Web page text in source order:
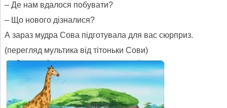
– Де нам вдалося побувати?
– Що нового дізналися?
А зараз мудра Сова підготувала для вас сюрприз.
(перегляд мультика від тітоньки Сови)